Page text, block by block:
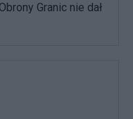
Granic nie dał